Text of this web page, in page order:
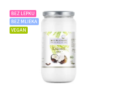
BEZ LEPKU
BEZ MLIEKA
VEGAN